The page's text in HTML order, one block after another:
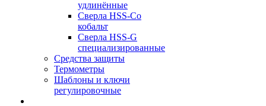
удлинённые
Сверла HSS-Co
кобальт
Сверла HSS-G
специализированные
Средства защиты
Термометры
Шаблоны и ключи
регулировочные